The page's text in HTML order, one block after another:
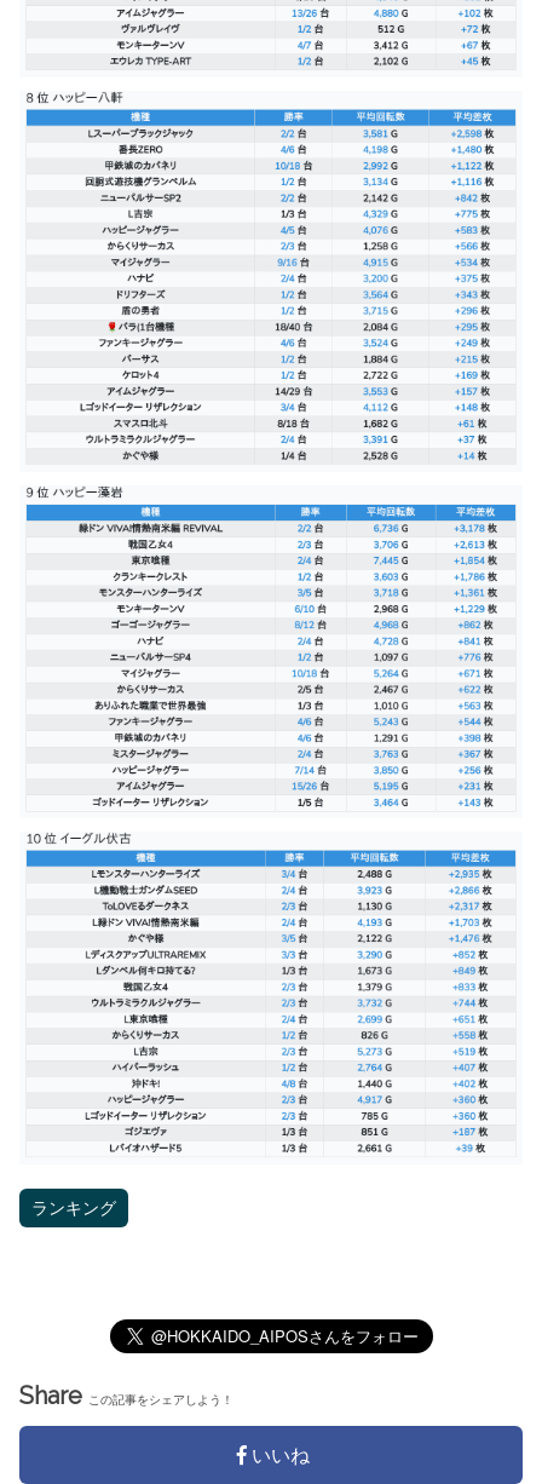
ランキング
Share この記事をシェアしよう！
いいね